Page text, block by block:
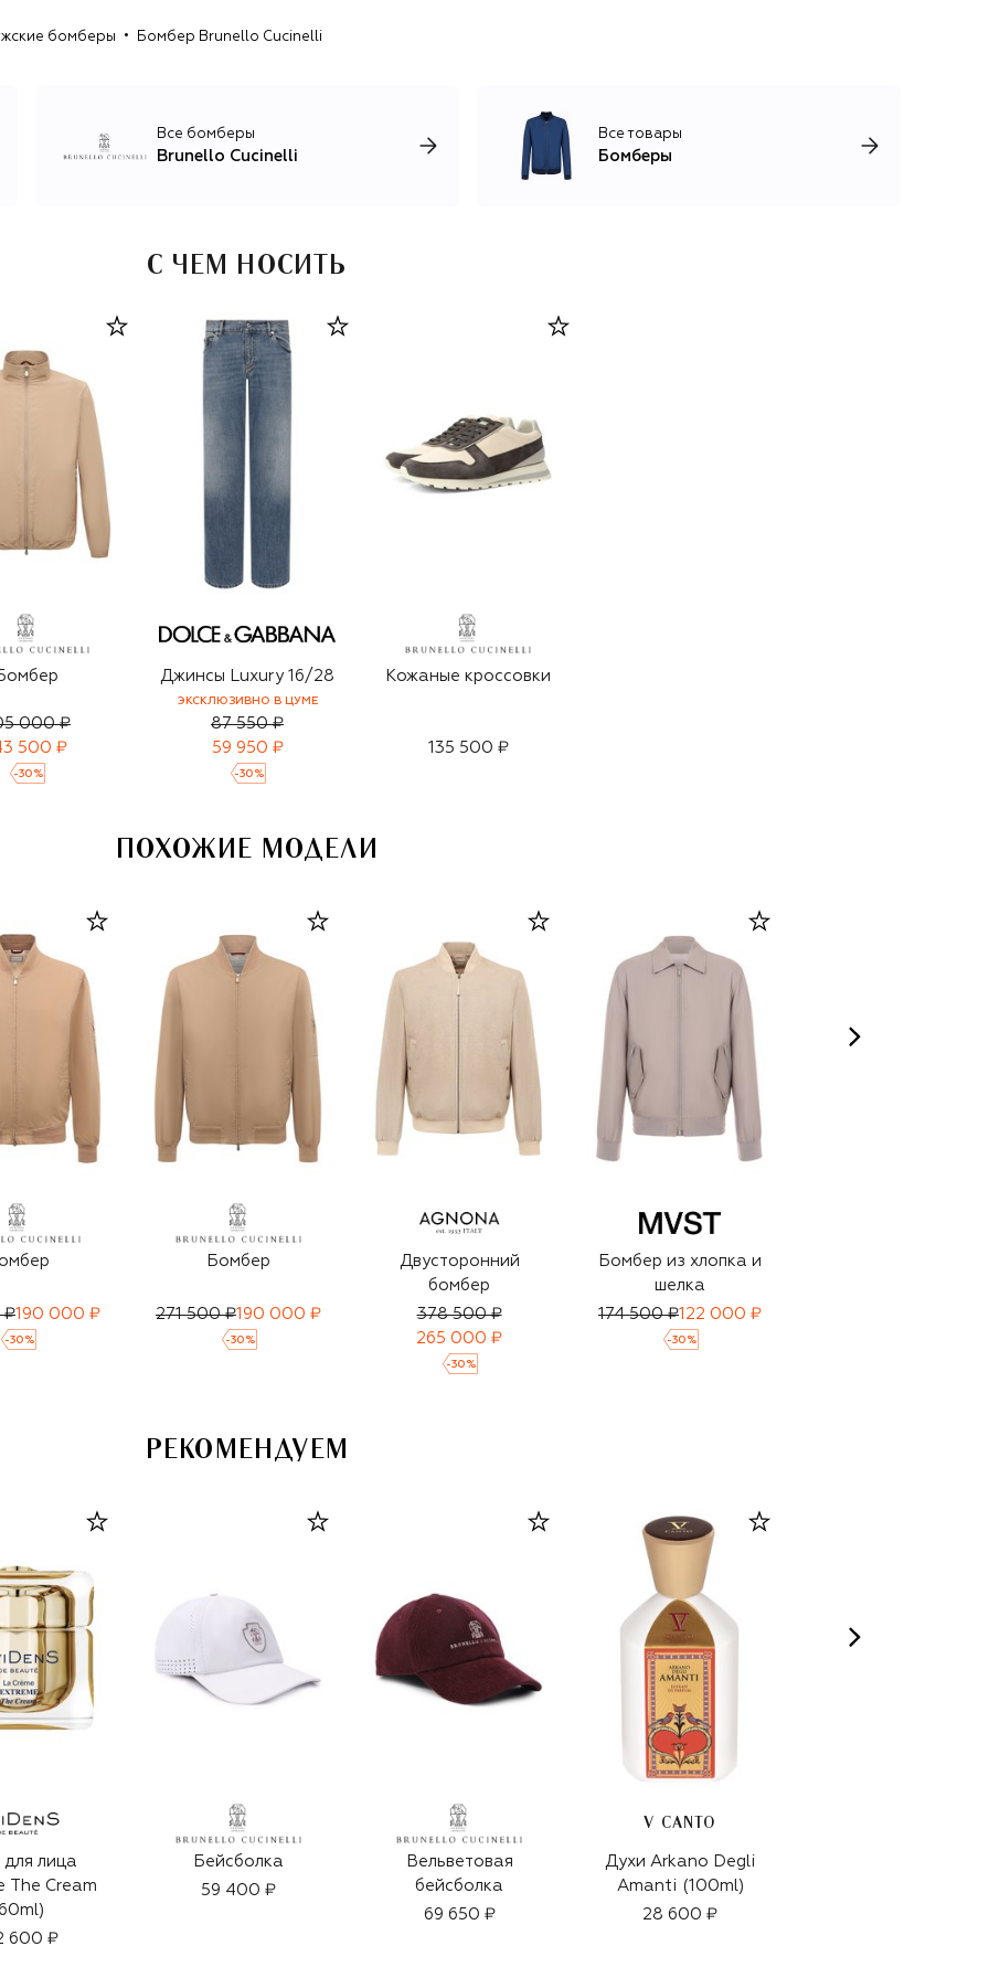
сырья, привезенного из Китая и Монголии, на
Помимо кашемирового трикотажа, бренд выпускает
для спорта и путешествий, элегантные пальто и
бомберы Бомбер Brunello Cucinelli
Все бомберы
Brunello Cucinelli
Все товары
Бомберы
С ЧЕМ НОСИТЬ
000 ₽
500 ₽
-30 %
Джинсы Luxury 16/28
ЭКСКЛЮЗИВНО В ЦУМЕ
87 550 ₽
59 950 ₽
-30 %
Кожаные кроссовки
135 500 ₽
ПОХОЖИЕ МОДЕЛИ
₽190 000 ₽
-30 %
Бомбер
271 500 ₽190 000 ₽
-30 %
Двусторонний
бомбер
378 500 ₽
265 000 ₽
-30 %
Бомбер из хлопка и
шелка
174 500 ₽122 000 ₽
-30 %
РЕКОМЕНДУЕМ
лица
The Cream
600 ₽
Бейсболка
59 400 ₽
Вельветовая
бейсболка
69 650 ₽
V CANTO
Духи Arkano Degli
Amanti (100ml)
28 600 ₽